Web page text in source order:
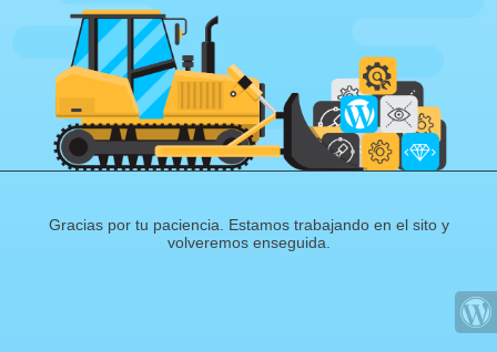
Gracias por tu paciencia. Estamos trabajando en el sito y
volveremos enseguida.